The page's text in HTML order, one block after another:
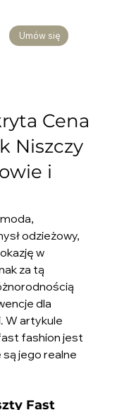
Umów się
Cena
Niszczy
i
odzieżowy,
w
za tą
dla
W artykule
fashion jest
jego realne
Fast